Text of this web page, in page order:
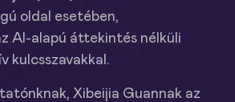
oldal esetében,
AI-alapú áttekintés nélküli
kulcsszavakkal.
Xibeijia Guannak az